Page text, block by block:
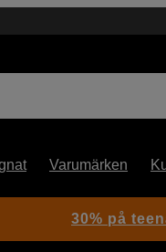
Varumärken
30% på